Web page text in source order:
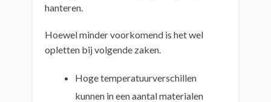
hanteren.
Hoewel minder voorkomend is het wel
opletten bij volgende zaken.
Hoge temperatuurverschillen
kunnen in een aantal materialen